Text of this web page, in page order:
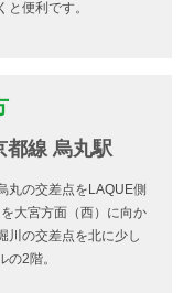
便利です。
都線 烏丸駅
丸の交差点をLAQUE側
大宮方面（西）に向か
川の交差点を北に少し
2階。